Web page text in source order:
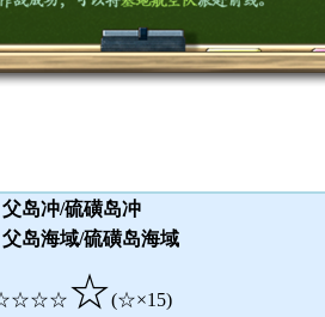
父岛冲/硫磺岛冲
父岛海域/硫磺岛海域
☆(☆×15)